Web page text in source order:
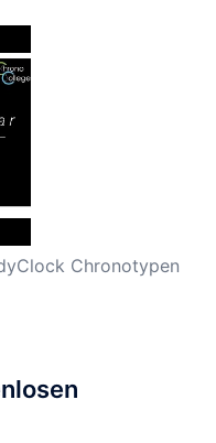
Chronotypen